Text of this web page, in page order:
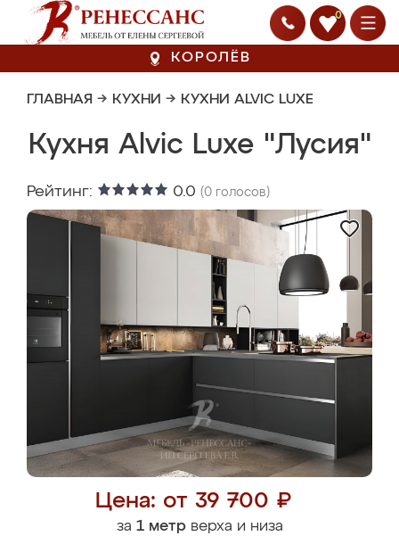
0
КОРОЛЁВ
ГЛАВНАЯ → КУХНИ → КУХНИ ALVIC LUXE
Кухня Alvic Luxe "Лусия"
Рейтинг: 0.0 (0 голосов)
Цена: от 39 700 ₽
за 1 метрверха и низа